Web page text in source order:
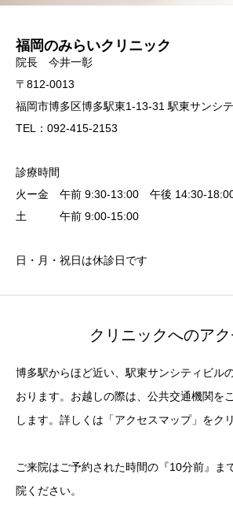
福岡のみらいクリニック
院長 今井一彰
〒812-0013
福岡市博多区博多駅東1-13-31 駅東サンシ
TEL：092-415-2153
診療時間
火ー金 午前 9:30-13:00 午後 14:30-
土 午前 9:00-15:00
日・月・祝日は休診日です
クリニックへのアク
博多駅からほど近い、駅東サンシティビル
おります。お越しの際は、公共交通機関を
します。詳しくは「アクセスマップ」をク
ご来院はご予約された時間の『10分前』ま
院ください。